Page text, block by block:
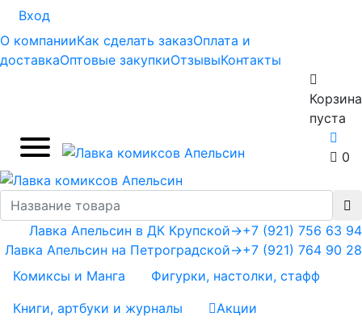
Вход
О компанииКак сделать заказОплата и
доставкаОптовые закупкиОтзывыКонтакты
Корзина
пуста
0
+7 (921) 756 63 94
+7 (921) 764 90 28
Лавка Апельсин в ДК Крупской→
Лавка Апельсин на Петроградской→
Комиксы и Манга
Фигурки, настолки, стафф
Книги, артбуки и журналы
Акции